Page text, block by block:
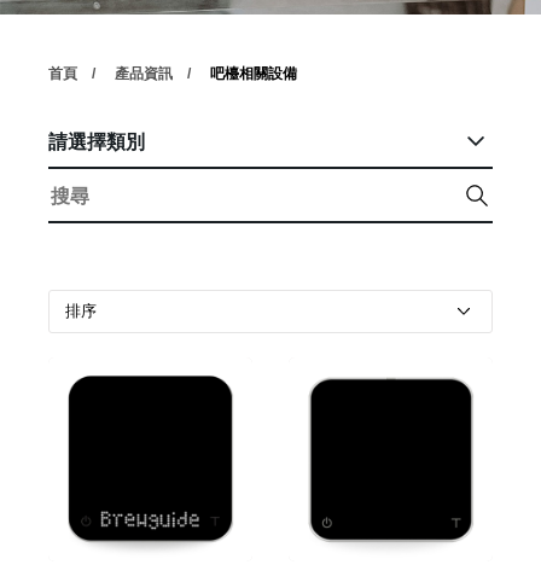
首頁 產品資訊 吧檯相關設備
請選擇類別